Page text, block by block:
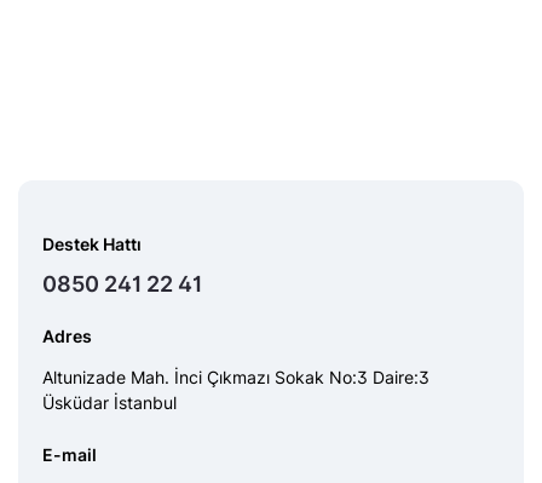
Destek Hattı
0850 241 22 41
Adres
Altunizade Mah. İnci Çıkmazı Sokak No:3 Daire:3
Üsküdar İstanbul
E-mail